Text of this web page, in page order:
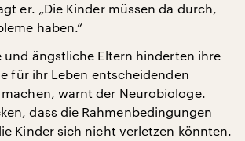
er. „Die Kinder müssen da durch,
haben.“
und ängstliche Eltern hinderten ihre
für ihr Leben entscheidenden
warnt der Neurobiologe.
dass die Rahmenbedingungen
Kinder sich nicht verletzen könnten.